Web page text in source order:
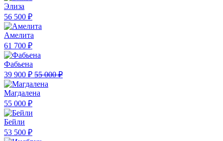
Элиза
56 500 ₽
Амелита
61 700 ₽
Фабьена
39 900 ₽ 55 000 ₽
Магдалена
55 000 ₽
Бейли
53 500 ₽